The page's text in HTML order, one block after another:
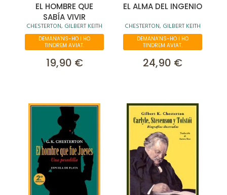
EL HOMBRE QUE
SABÍA VIVIR
CHESTERTON, GILBERT KEITH
DEMANA'NS-HO I HO
TINDREM AVIAT.
19,90 €
EL ALMA DEL INGENIO
CHESTERTON, GILBERT KEITH
DEMANA'NS-HO I HO
TINDREM AVIAT.
24,90 €